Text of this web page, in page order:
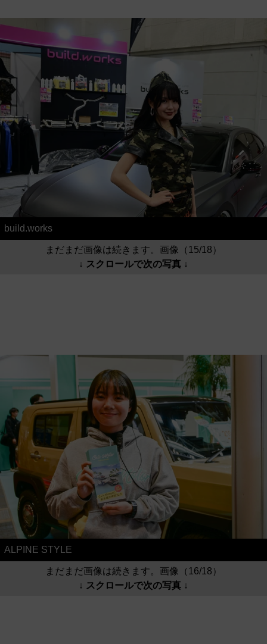
build.works
まだまだ画像は続きます。画像（15/18）
↓ スクロールで次の写真 ↓
ALPINE STYLE
まだまだ画像は続きます。画像（16/18）
↓ スクロールで次の写真 ↓